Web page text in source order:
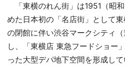
「東横のれん街」は1951（昭
めた日本初の「名店街」として
の閉館に伴い渋谷マークシティ
し、「東横店 東急フードショー
った大型デパ地下空間を形成して